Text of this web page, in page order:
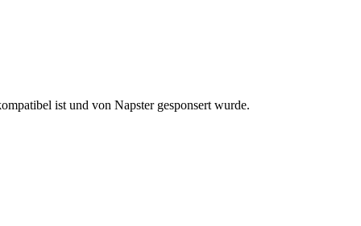
ist und von Napster gesponsert wurde.